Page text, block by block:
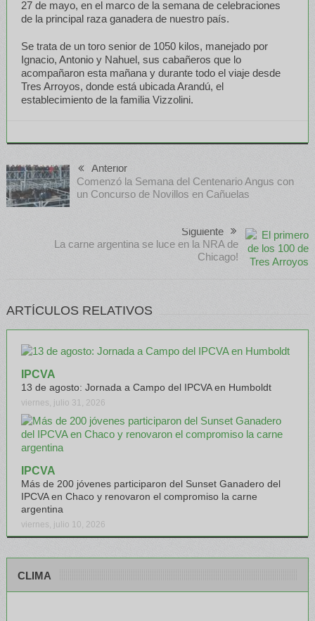
27 de mayo, en el marco de la semana de celebraciones
de la principal raza ganadera de nuestro país.
Se trata de un toro senior de 1050 kilos, manejado por
Ignacio, Antonio y Nahuel, sus cabañeros que lo
acompañaron esta mañana y durante todo el viaje desde
Tres Arroyos, donde está ubicada Arandú, el
establecimiento de la familia Vizzolini.
Anterior
Comenzó la Semana del Centenario Angus con
un Concurso de Novillos en Cañuelas
Siguiente
La carne argentina se luce en la NRA de
Chicago!
ARTÍCULOS RELATIVOS
IPCVA
13 de agosto: Jornada a Campo del IPCVA en Humboldt
viernes, julio 31, 2026
IPCVA
Más de 200 jóvenes participaron del Sunset Ganadero del
IPCVA en Chaco y renovaron el compromiso la carne
argentina
viernes, julio 10, 2026
CLIMA